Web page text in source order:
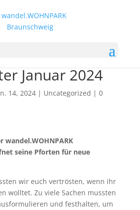
Januar 2024
14, 2024| Uncategorized | 0
wandel.WOHNPARK
seine Pforten für neue
wir euch vertrösten, wenn ihr
wolltet. Zu viele Sachen mussten
und festhalten, um